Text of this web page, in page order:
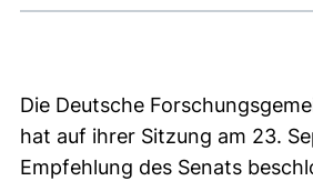
Die Deutsche
hat auf ihrer Sitzung am 23.
Empfehlung des Senats